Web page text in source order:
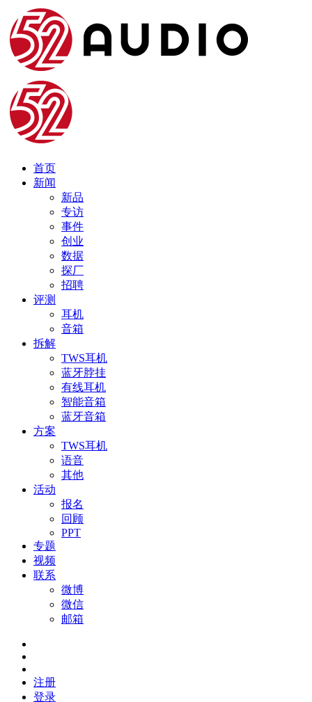
首页
新闻
新品
专访
事件
创业
数据
探厂
招聘
评测
耳机
音箱
拆解
TWS耳机
蓝牙脖挂
有线耳机
智能音箱
蓝牙音箱
方案
TWS耳机
语音
其他
活动
报名
回顾
PPT
专题
视频
联系
微博
微信
邮箱
注册
登录